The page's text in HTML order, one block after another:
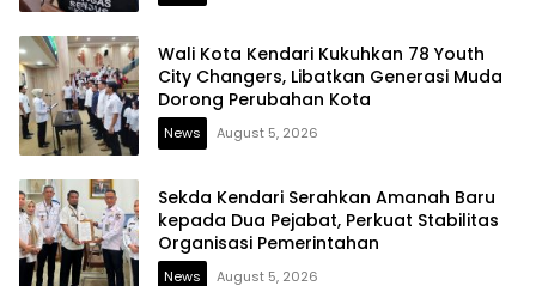
Wali Kota Kendari Kukuhkan 78 Youth
City Changers, Libatkan Generasi Muda
Dorong Perubahan Kota
News August 5, 2026
Sekda Kendari Serahkan Amanah Baru
kepada Dua Pejabat, Perkuat Stabilitas
Organisasi Pemerintahan
News August 5, 2026